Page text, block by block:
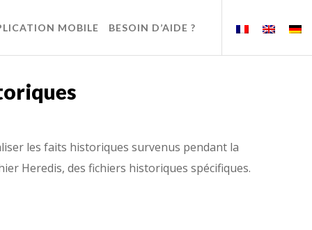
MOBILE BESOIN D’AIDE ?
les faits historiques survenus pendant la
Heredis, des fichiers historiques spécifiques.